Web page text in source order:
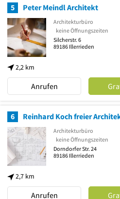
5 Peter Meindl Architekt
2,2 km
Architekturbüro
keine Öffnungszeiten
Silcherstr. 6
89186 Illerrieden
Anrufen
6 Reinhard Koch freier
2,7 km
Architekturbüro
keine Öffnungszeiten
Dorndorfer Str. 24
89186 Illerrieden
Anrufen